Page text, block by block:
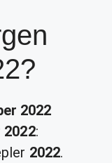
2022
2022:
2022.